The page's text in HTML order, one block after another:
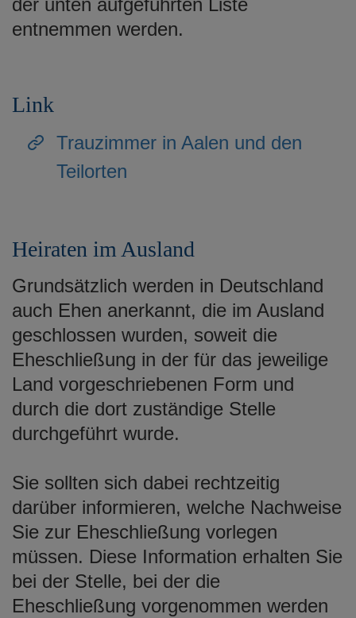
der unten aufgeführten Liste
entnemmen werden.
Link
Trauzimmer in Aalen und den
Teilorten
Heiraten im Ausland
Grundsätzlich werden in Deutschland
auch Ehen anerkannt, die im Ausland
geschlossen wurden, soweit die
Eheschließung in der für das jeweilige
Land vorgeschriebenen Form und
durch die dort zuständige Stelle
durchgeführt wurde.
Sie sollten sich dabei rechtzeitig
darüber informieren, welche Nachweise
Sie zur Eheschließung vorlegen
müssen. Diese Information erhalten Sie
bei der Stelle, bei der die
Eheschließung vorgenommen werden